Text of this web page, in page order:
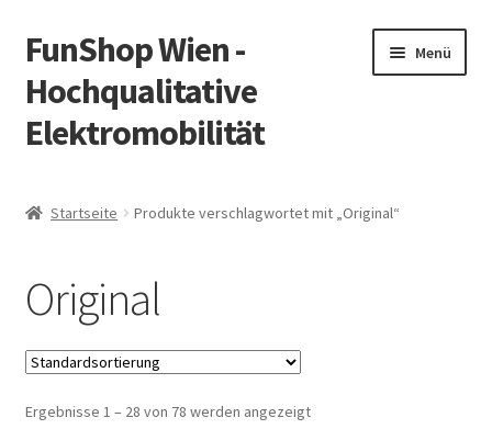
Zur
Navigation
springen
Zum
Inhalt
springen
FunShop Wien -
Hochqualitative
Elektromobilität
Menü
Vorsicht Internetbetrug
Über FunShop
Impressum
Startseite Produkte verschlagwortet mit „Original“
Original
Ergebnisse 1 – 28 von 78 werden angezeigt